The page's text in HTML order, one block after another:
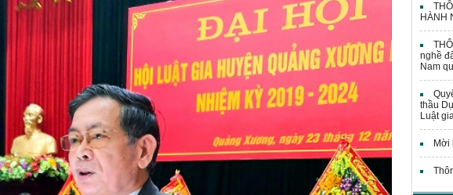
HÀNH
nghề
Nam
thầu
Luật
Mời